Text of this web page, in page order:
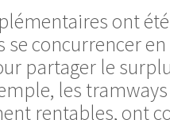
ont
se concurrencer
partager le
les
rentables, ont